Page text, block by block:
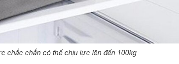
chắc chắn có thể chịu lực lên đến 100kg